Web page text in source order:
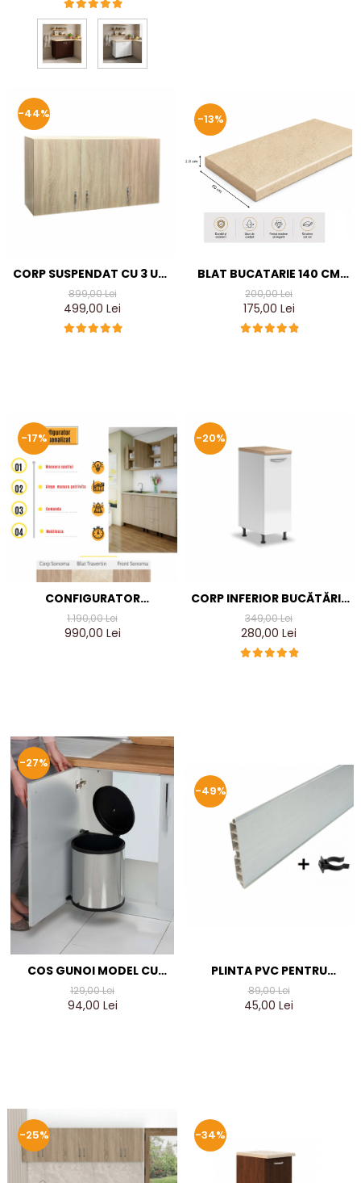
-44%
CORP SUSPENDAT CU 3 USI,
120X60X35 CM, CULOARE
SONOMA, PAL 18MM
899,00 Lei
499,00 Lei
-13%
BLAT BUCATARIE 140 CM
TRAVERTIN LUIOS DE 28
MM, TERMO-REZISTENT
200,00 Lei
175,00 Lei
-17%
CONFIGURATOR
BUCATARIE MODULARA,
CULOARE SONOMA
1.190,00 Lei
990,00 Lei
-20%
CORP INFERIOR BUCĂTĂRIE
90X40X50CM, CULOARE
ALB, PAL 18MM
349,00 Lei
280,00 Lei
-27%
COS GUNOI MODEL CU
DESCHIDERE 11L
129,00 Lei
94,00 Lei
-49%
PLINTA PVC PENTRU
MASCARE PICIOARE
BUCATARIE, L=2000 MM,
89,00 Lei
45,00 Lei
-25% -34%